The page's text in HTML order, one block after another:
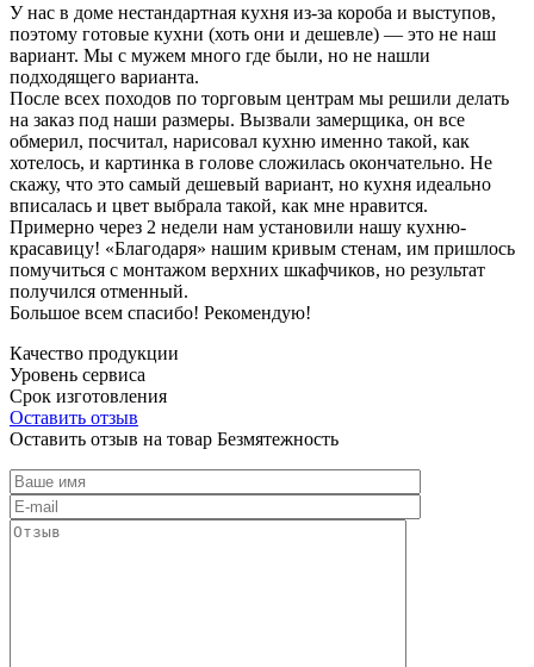
У нас в доме нестандартная кухня из-за короба и выступов,
поэтому готовые кухни (хоть они и дешевле) — это не наш
вариант. Мы с мужем много где были, но не нашли
подходящего варианта.
После всех походов по торговым центрам мы решили делать
на заказ под наши размеры. Вызвали замерщика, он все
обмерил, посчитал, нарисовал кухню именно такой, как
хотелось, и картинка в голове сложилась окончательно. Не
скажу, что это самый дешевый вариант, но кухня идеально
вписалась и цвет выбрала такой, как мне нравится.
Примерно через 2 недели нам установили нашу кухню-
красавицу! «Благодаря» нашим кривым стенам, им пришлось
помучиться с монтажом верхних шкафчиков, но результат
получился отменный.
Большое всем спасибо! Рекомендую!
Качество продукции
Уровень сервиса
Срок изготовления
Оставить отзыв
Оставить отзыв на товар Безмятежность